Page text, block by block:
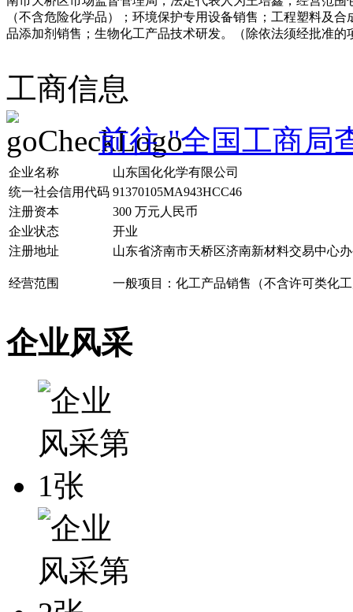
（不含危险化学品）；环境保护专用设备销售；工程塑料及
品添加剂销售；生物化工产品技术研发。（除依法须经批准
工商信息
前往 "全国工商局
企业名称
山东国化化学有限公司
统一社会信用代码 91370105MA943HCC46
注册资本
300 万元人民币
企业状态
开业
注册地址
山东省济南市天桥区济南新材料交易中心
经营范围 一般项目：化工产品销售（不含许可类化
企业风采